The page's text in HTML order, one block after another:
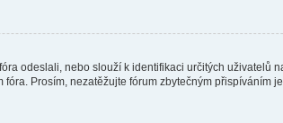
odeslali, nebo slouží k identifikaci určitých uživatelů
Prosím, nezatěžujte fórum zbytečným přispíváním